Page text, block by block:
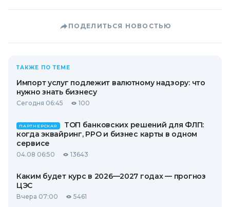
ПОДЕЛИТЬСЯ НОВОСТЬЮ
ТАКЖЕ ПО ТЕМЕ
Импорт услуг подлежит валютному надзору: что
нужно знать бизнесу
Сегодня 06:45 100
ПАРТНЕРСКАЯ
ТОП банковских решений для ФЛП:
когда эквайринг, РРО и бизнес карты в одном
сервисе
04.08 06:50 13643
Каким будет курс в 2026—2027 годах — прогноз
ЦЭС
Вчера 07:00 5461